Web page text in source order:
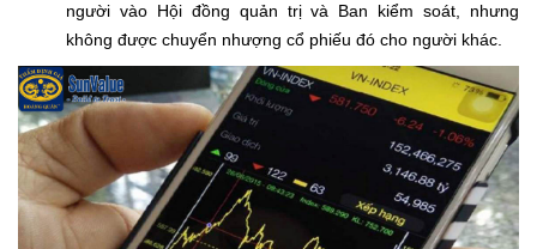
người vào Hội đồng quản trị và Ban kiểm soát, nhưng
không được chuyển nhượng cổ phiếu đó cho người khác.